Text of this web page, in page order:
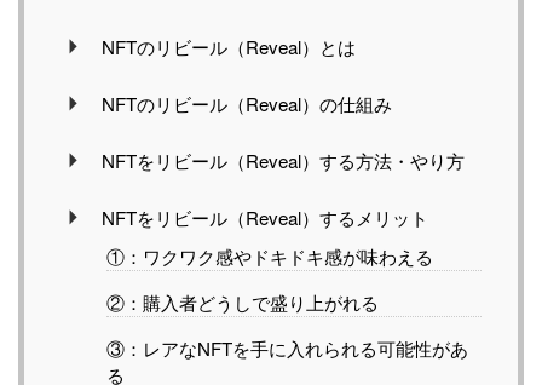
NFTのリビール（Reveal）とは
NFTのリビール（Reveal）の仕組み
NFTをリビール（Reveal）する方法・やり方
NFTをリビール（Reveal）するメリット
①：ワクワク感やドキドキ感が味わえる
②：購入者どうしで盛り上がれる
③：レアなNFTを手に入れられる可能性があ
る